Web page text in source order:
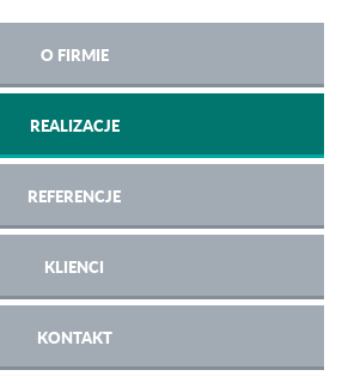
O FIRMIE
REALIZACJE
REFERENCJE
KLIENCI
KONTAKT